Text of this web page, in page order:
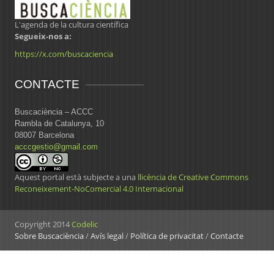
L'agenda de la cultura científica
Segueix-nos a:
https://x.com/buscaciencia
CONTACTE
Buscaciència – ACCC
Rambla de Catalunya, 10
08007 Barcelona
acccgestio@gmail.com
Aquest portal està subjecte a una llicència de Creative Commons
Reconeixement-NoComercial 4.0 Internacional
Copyright 2014Codelic
Sobre Buscaciència/Avís legal/ Política de privacitat/Contacte